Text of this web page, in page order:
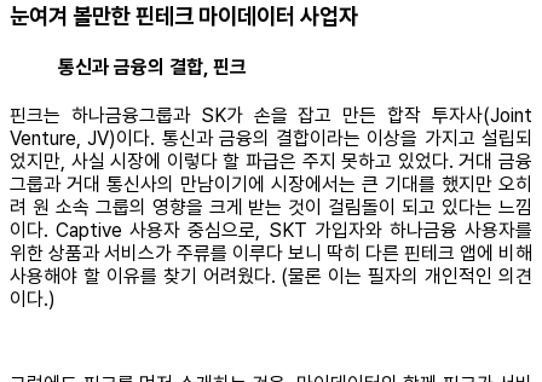
눈여겨 볼만한 핀테크 마이데이터 사업자
통신과 금융의 결합, 핀크
핀크는 하나금융그룹과 SK가 손을 잡고 만든 합작 투자사(Joint
Venture, JV)이다. 통신과 금융의 결합이라는 이상을 가지고 설립되
었지만, 사실 시장에 이렇다 할 파급은 주지 못하고 있었다. 거대 금융
그룹과 거대 통신사의 만남이기에 시장에서는 큰 기대를 했지만 오히
려 원 소속 그룹의 영향을 크게 받는 것이 걸림돌이 되고 있다는 느낌
이다. Captive 사용자 중심으로, SKT 가입자와 하나금융 사용자를
위한 상품과 서비스가 주류를 이루다 보니 딱히 다른 핀테크 앱에 비해
사용해야 할 이유를 찾기 어려웠다. (물론 이는 필자의 개인적인 의견
이다.)